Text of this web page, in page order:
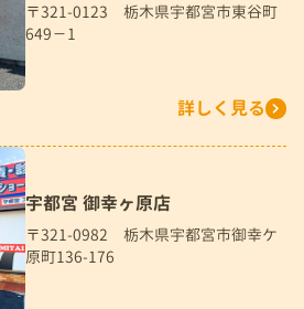
〒321-0123 栃木県宇都宮市東谷町
649－1
詳しく見る
宇都宮 御幸ヶ原店
〒321-0982 栃木県宇都宮市御幸ケ
原町136-176